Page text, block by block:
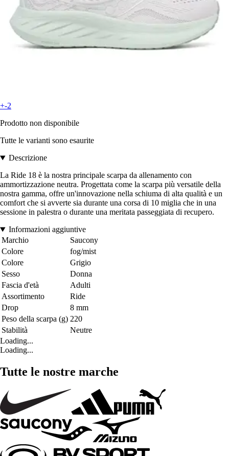
+-2
Prodotto non disponibile
Tutte le varianti sono esaurite
Descrizione
La Ride 18 è la nostra principale scarpa da allenamento con
ammortizzazione neutra. Progettata come la scarpa più versatile della
nostra gamma, offre un'innovazione nella schiuma di alta qualità e un
comfort che si avverte sia durante una corsa di 10 miglia che in una
sessione in palestra o durante una meritata passeggiata di recupero.
Informazioni aggiuntive
Marchio
Saucony
Colore
fog/mist
Colore
Grigio
Sesso
Donna
Fascia d'età
Adulti
Assortimento
Ride
Drop
8 mm
Peso della scarpa (g) 220
Stabilità
Neutre
Loading...
Loading...
Tutte le nostre marche